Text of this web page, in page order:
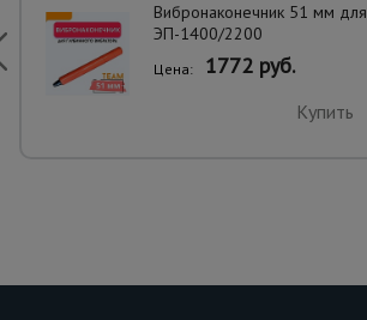
Вибронаконечник 51 мм для
ЭП-1400/2200
Цена: 1772 руб.
Купить